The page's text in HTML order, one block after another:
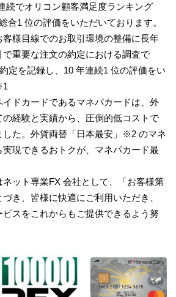
続でオリコン顧客満足度ランキング
合1 位の評価をいただいております。
様目線でのお取引環境の整備に長年
で重要な注文の約定における調査で
定を記録し、10 年連続1 位の評価をい
ドカードであるマネパカードは、外
経験と実績から、圧倒的低コストで
した。外貨両替「日本最安」※2 のマネ
現できるおトクが、マネパカード最
ット専業FX 会社として、「お客様第
き、皆様に快適にご利用いただき、
スをこれからもご提供できるよう努